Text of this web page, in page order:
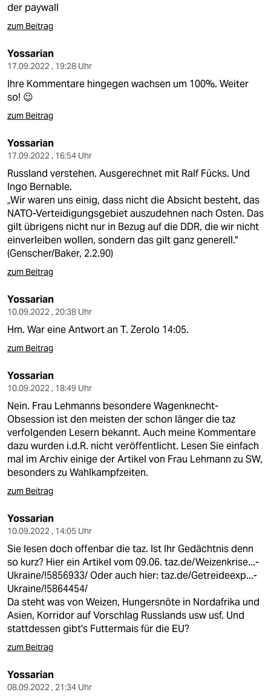
der paywall
zum Beitrag
Yossarian
17.09.2022 , 19:28 Uhr
Ihre Kommentare hingegen wachsen um 100%. Weiter
so! 😉
zum Beitrag
Yossarian
17.09.2022 , 16:54 Uhr
Russland verstehen. Ausgerechnet mit Ralf Fücks. Und
Ingo Bernable.
„Wir waren uns einig, dass nicht die Absicht besteht, das
NATO-Verteidigungsgebiet auszudehnen nach Osten. Das
gilt übrigens nicht nur in Bezug auf die DDR, die wir nicht
einverleiben wollen, sondern das gilt ganz generell."
(Genscher/Baker, 2.2.90)
zum Beitrag
Yossarian
10.09.2022 , 20:38 Uhr
Hm. War eine Antwort an T. Zerolo 14:05.
zum Beitrag
Yossarian
10.09.2022 , 18:49 Uhr
Nein. Frau Lehmanns besondere Wagenknecht-
Obsession ist den meisten der schon länger die taz
verfolgenden Lesern bekannt. Auch meine Kommentare
dazu wurden i.d.R. nicht veröffentlicht. Lesen Sie einfach
mal im Archiv einige der Artikel von Frau Lehmann zu SW,
besonders zu Wahlkampfzeiten.
zum Beitrag
Yossarian
10.09.2022 , 14:05 Uhr
Sie lesen doch offenbar die taz. Ist Ihr Gedächtnis denn
so kurz? Hier ein Artikel vom 09.06. taz.de/Weizenkrise...-
Ukraine/!5856933/Oder auch hier: taz.de/Getreideexp...-
Ukraine/!5864454/
Da steht was von Weizen, Hungersnöte in Nordafrika und
Asien, Korridor auf Vorschlag Russlands usw usf. Und
stattdessen gibt's Futtermais für die EU?
zum Beitrag
Yossarian
08.09.2022 , 21:34 Uhr